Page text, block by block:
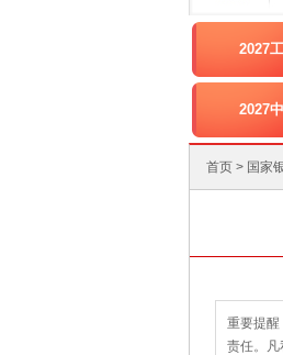
2027
2027
首页 > 国家
重要提
责任。凡